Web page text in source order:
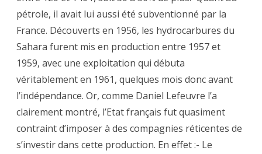
pétrole, il avait lui aussi été subventionné par la
France. Découverts en 1956, les hydrocarbures du
Sahara furent mis en production entre 1957 et
1959, avec une exploitation qui débuta
véritablement en 1961, quelques mois donc avant
l’indépendance. Or, comme Daniel Lefeuvre l’a
clairement montré, l’Etat français fut quasiment
contraint d’imposer à des compagnies réticentes de
s’investir dans cette production. En effet :- Le